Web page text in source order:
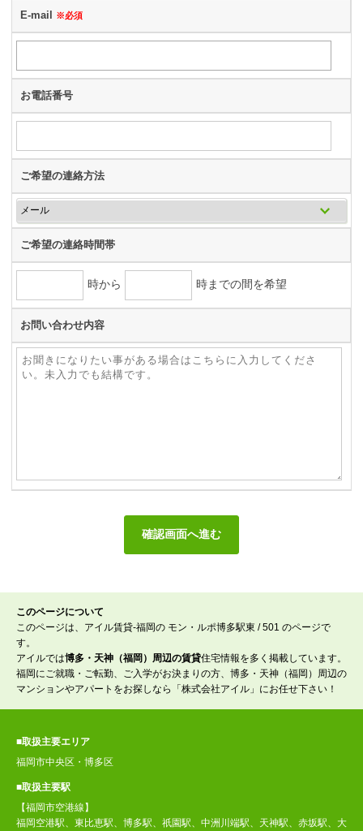
E-mail ※必須
お電話番号
ご希望の連絡方法
ご希望の連絡時間帯
時から 時までの間を希望
お問い合わせ内容
このページについて
このページは、アイル賃貸-福岡の モン・ルポ博多駅東 / 501 のページで
す。
アイルでは博多・天神（福岡）周辺の賃貸住宅情報を多く掲載しています。
福岡にご就職・ご転勤、ご入学がお決まりの方、博多・天神（福岡）周辺の
マンションやアパートをお探しなら「株式会社アイル」にお任せ下さい！
■取扱主要エリア
福岡市中央区・博多区
■取扱主要駅
【福岡市空港線】
福岡空港駅、東比恵駅、博多駅、祇園駅、中洲川端駅、天神駅、赤坂駅、大